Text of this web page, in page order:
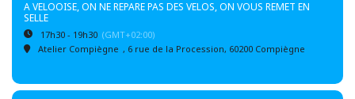
A VELOOISE, ON NE REPARE PAS DES VELOS, ON VOUS REMET EN
SELLE
17h30 - 19h30 (GMT+02:00)
Atelier Compiègne , 6 rue de la Procession, 60200 Compiègne